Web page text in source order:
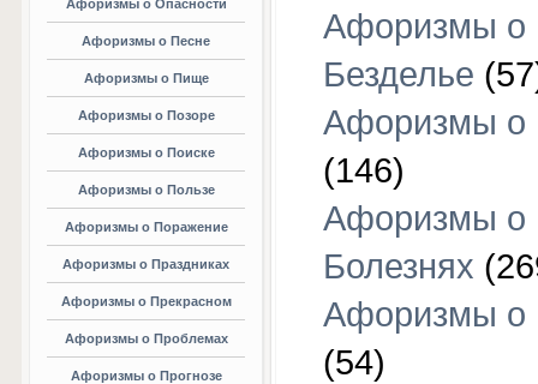
Афоризмы о Опасности
Афоризмы о Песне
Афоризмы о Пище
Афоризмы о Позоре
Афоризмы о Поиске
Афоризмы о Пользе
Афоризмы о Поражение
Афоризмы о Праздниках
Афоризмы о Прекрасном
Афоризмы о Проблемах
Афоризмы о Прогнозе
Афоризмы о
Безделье
Афоризмы о
(146)
Афоризмы о
Болезнях
Афоризмы о
(54)